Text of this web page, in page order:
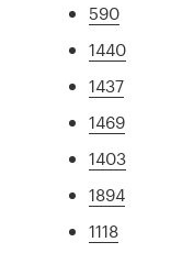
590
1440
1437
1469
1403
1894
1118